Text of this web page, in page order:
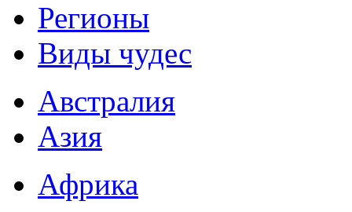
Регионы
Виды чудес
Австралия
Азия
Африка